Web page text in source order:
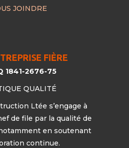
JOINDRE
FIÈRE
1841-2676-75
QUALITÉ
Ltée s’engage à
de file par la qualité de
en soutenant
continue.